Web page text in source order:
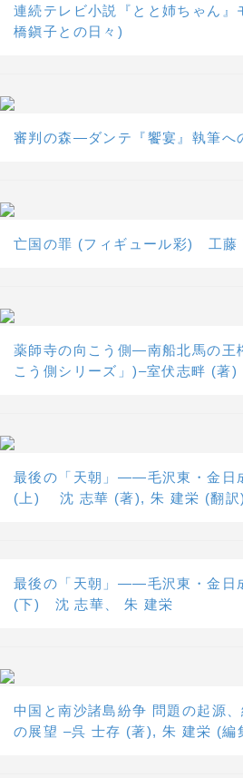
連続テレビ小説『とと姉ちゃん』
橋鎭子との日々)
審判の森―ダンテ『饗宴』執筆
亡国の罪 (フィギュール彩) 工藤
薬師寺の向こう側―南船北馬の王
こう側シリーズ」)–室伏志畔 (著)
最後の「天朝」――毛沢東・金日
(上) 沈 志華 (著), 朱 建栄 (翻訳)
最後の「天朝」――毛沢東・金日
(下) 沈 志華、 朱 建栄
中国と南沙諸島紛争 問題の起源
の展望 –呉 士存 (著), 朱 建栄 (編